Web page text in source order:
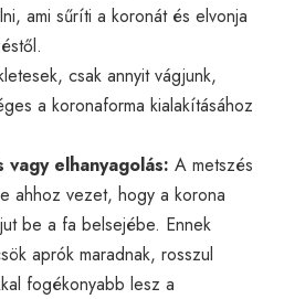
ami sűríti a koronát és elvonja
csak annyit vágjunk,
a koronaforma kialakításához
elhanyagolás: A metszés
ahhoz vezet, hogy a korona
be a fa belsejébe. Ennek
aprók maradnak, rosszul
fogékonyabb lesz a